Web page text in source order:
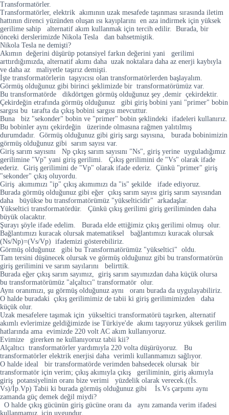
Transformatörler.
Transformatörler, elektrik akımının uzak mesafede taşınması sırasında iletim
hattının direnci yüzünden oluşan ısı kayıplarını en aza indirmek için yüksek
gerilime sahip alternatif akım kullanmak için tercih edilir. Burada, bir
önceki derslerimizde Nikola Tesla dan bahsetmiştik.
Nikola Tesla ne demişti?
Akımın değerini düşürüp potansiyel farkın değerini yani gerilimi
arttırdığımızda, alternatif akımı daha uzak noktalara daha az enerji kaybıyla
ve daha az maliyetle taşırız demişti.
İşte transformatörlerin taşıyıcısı olan transformatörlerden başlayalım.
Görmüş olduğunuz gibi birinci şeklimizde bir transformatörümüz var.
Bu transformatörde dikdörtgen görmüş olduğunuz şey ,demir çekirdektir.
Çekirdeğin etrafında görmüş olduğunuz gibi giriş bobini yani "primer" bobin
sargısı bu tarafta da çıkış bobini sargısı mevcuttur.
Buna biz "sekonder" bobin ve "primer" bobin şeklindeki ifadeleri kullanırız.
Bu bobinler aynı çekirdeğin üzerinde olmasına rağmen yalıtılmış
durumdadır. Görmüş olduğunuz gibi giriş sargı sayısına, burada bobinimizin
görmüş olduğunuz gibi sarım sayısı var.
Giriş sarım sayısını Np çıkış sarım sayısını "Ns", giriş yerine uyguladığımız
gerilimine "Vp" yani giriş gerilimi. Çıkış gerilimini de "Vs" olarak ifade
ederiz. Giriş gerilimini de "Vp" olarak ifade ederiz. Çünkü "primer" giriş
"sekonder" çıkış oluyordu.
Giriş akımımızı "ip" çıkış akımımızı da "is" şekilde ifade ediyoruz.
Burada görmüş olduğunuz gibi eğer çıkış sarım sayısı giriş sarım sayısından
daha büyükse bu transformatörümüz "yükselticidir" arkadaşlar.
Yükseltici transformatördür. Çünkü çıkış gerilimi giriş geriliminden daha
büyük olacaktır.
Şurayı şöyle ifade edelim. Burada elde ettiğimiz çıkış gerilimi olmuş olur.
Bağlantımızı kuracak olursak matematiksel bağlantımızı kuracak olursak
(Ns/Np)=(Vs/Vp) ifademizi gösterebiliriz.
Görmüş olduğunuz gibi bu Transformatörümüz "yükseltici" oldu.
Tam tersini düşünecek olursak ve görmüş olduğunuz gibi bu transformatörün
giriş gerilimini ve sarım sayılarını belirttik.
Burada eğer çıkış sarım sayımız, giriş sarım sayımızdan daha küçük olursa
bu transformatörümüz "alçaltıcı" transformatör olur.
Aynı oranımızı, şu görmüş olduğunuz aynı oranı burada da uygulayabiliriz.
O halde buradaki çıkış gerilimimiz de tabii ki giriş gerilimimizden daha
küçük olur.
Uzak mesafelere taşımak için yükseltici transformatörü taşırken, alternatif
akımlı evlerimize geldiğimizde ise Türkiye'de akımı taşıyoruz yüksek gerilim
hatlarında ama evimizde 220 volt AC akım kullanıyoruz.
Evimize girerken ne kullanıyoruz tabii kii?
Alçaltıcı transformatörler yardımıyla 220 volta düşürüyoruz. Bu
transformatörler elektrik enerjisi daha verimli kullanmamızı sağlıyor.
O halde ideal bir transformatörde verimden bahsedecek olursak bir
transformatör için verim; çıkış akımıyla çıkış geriliminin, giriş akımıyla
giriş potansiyelinin oranı bize verimi yüzdelik olarak verecek.((İs.
Vs)/İp.Vp) Tabii ki burada görmüş olduğunuz gibi İs.Vs çarpımı aynı
zamanda güç demek değil miydi?
O halde çıkış gücünün giriş gücüne oranı da aynı zamanda verim ifadesi
kullanmamız için uygundur.